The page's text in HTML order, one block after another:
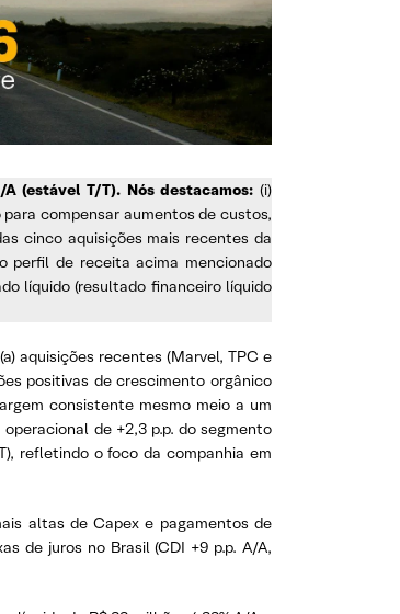
(estável T/T). Nós destacamos: (i)
para compensar aumentos de custos,
cinco aquisições mais recentes da
perfil de receita acima mencionado
líquido (resultado financeiro líquido
aquisições recentes (Marvel, TPC e
positivas de crescimento orgânico
consistente mesmo meio a um
de +2,3 p.p. do segmento
refletindo o foco da companhia em
altas de Capex e pagamentos de
de juros no Brasil (CDI +9 p.p. A/A,